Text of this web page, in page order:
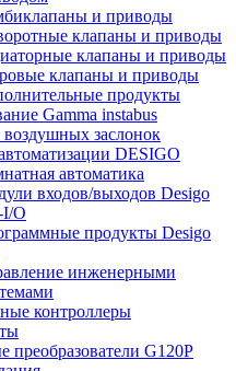
и приводы
клапаны и приводы
клапаны и приводы
клапаны и приводы
продукты
Gamma instabus
заслонок
DESIGO
автоматика
входов/выходов Desigo
O
продукты Desigo
инженерными
контроллеры
преобразователи G120P